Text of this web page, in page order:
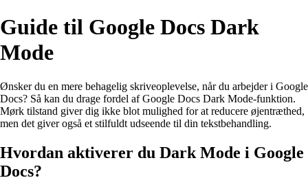
Guide til Google Docs Dark
Mode
Ønsker du en mere behagelig skriveoplevelse, når du arbejder i Google
Docs? Så kan du drage fordel af Google Docs Dark Mode-funktion.
Mørk tilstand giver dig ikke blot mulighed for at reducere øjentræthed,
men det giver også et stilfuldt udseende til din tekstbehandling.
Hvordan aktiverer du Dark Mode i Google
Docs?